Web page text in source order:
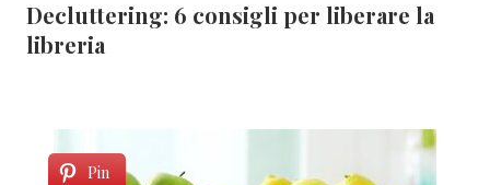
Decluttering: 6 consigli per liberare la
libreria
Pin